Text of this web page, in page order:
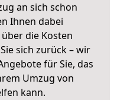
an sich schon
Ihnen dabei
die Kosten
sich zurück – wir
für Sie, das
Umzug von
kann.